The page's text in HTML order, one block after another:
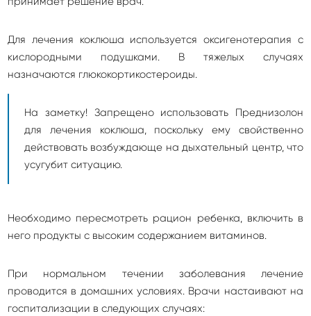
Для лечения коклюша используется оксигенотерапия с
кислородными подушками. В тяжелых случаях
назначаются глюкокортикостероиды.
На заметку! Запрещено использовать Преднизолон
для лечения коклюша, поскольку ему свойственно
действовать возбуждающе на дыхательный центр, что
усугубит ситуацию.
Необходимо пересмотреть рацион ребенка, включить в
него продукты с высоким содержанием витаминов.
При нормальном течении заболевания лечение
проводится в домашних условиях. Врачи настаивают на
госпитализации в следующих случаях: